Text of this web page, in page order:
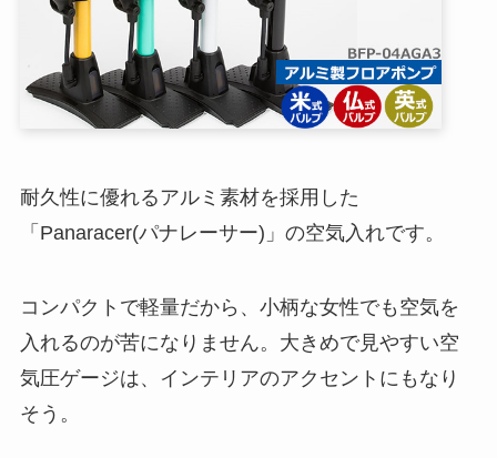
耐久性に優れるアルミ素材を採用した
「Panaracer(パナレーサー)」の空気入れです。
コンパクトで軽量だから、小柄な女性でも空気を
入れるのが苦になりません。大きめで見やすい空
気圧ゲージは、インテリアのアクセントにもなり
そう。